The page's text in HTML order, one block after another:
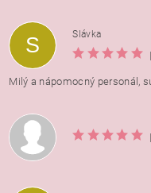
Vložením hodnotenie
osobných údajov
S
Slávka
|
Milý a nápomocný personál,
|